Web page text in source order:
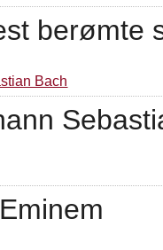
berømte
Bach